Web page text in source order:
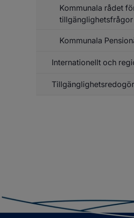
Kommunala rådet
tillgänglighetsfrågor
Kommunala
Internationellt och